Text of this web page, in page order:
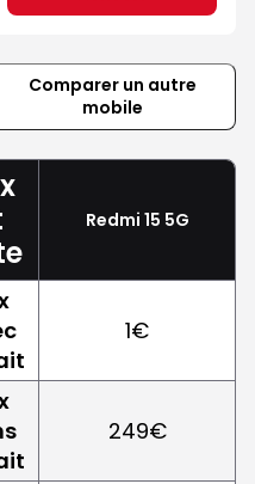
Comparer un autre
mobile
Redmi 15 5G
1€
249€